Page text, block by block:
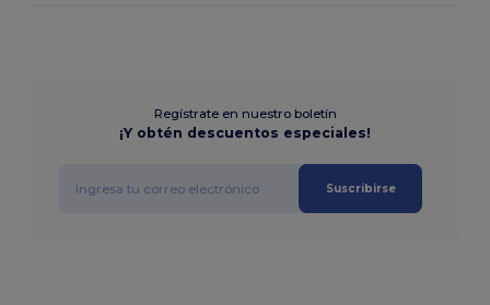
Regístrate en nuestro boletín
¡Y obtén descuentos especiales!
Suscribirse